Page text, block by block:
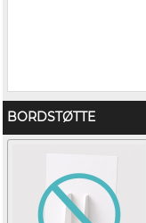
BORDSTØTTE